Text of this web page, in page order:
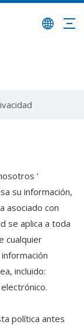
'
su información,
asociado con
se aplica a toda
cualquier
incluido:
política antes